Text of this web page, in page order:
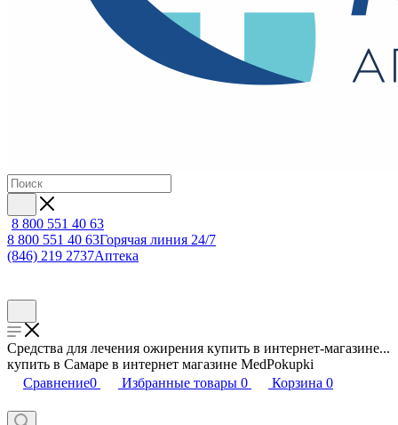
8 800 551 40 63
8 800 551 40 63Горячая линия 24/7
(846) 219 2737Аптека
Средства для лечения ожирения купить в интернет-магазине...
купить в Самаре в интернет магазине MedPokupki
Сравнение0 Избранные товары 0 Корзина 0